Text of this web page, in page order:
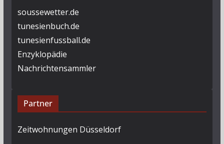
soussewetter.de
tunesienbuch.de
tunesienfussball.de
Enzyklopädie
Nachrichtensammler
Partner
Zeitwohnungen Düsseldorf